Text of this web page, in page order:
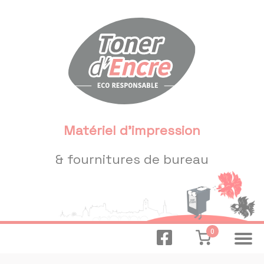
Matériel d'impression
& fournitures de bureau
0